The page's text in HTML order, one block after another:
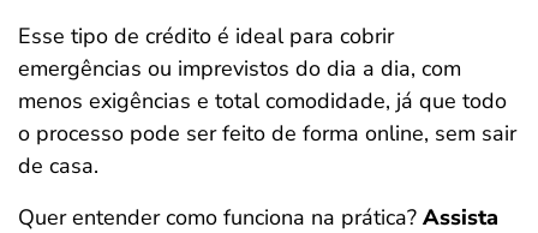
Esse tipo de crédito é ideal para cobrir
emergências ou imprevistos do dia a dia, com
menos exigências e total comodidade, já que todo
o processo pode ser feito de forma online, sem sair
de casa.
Quer entender como funciona na prática? Assista